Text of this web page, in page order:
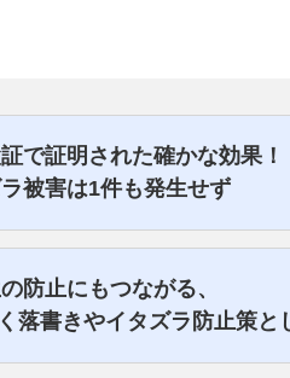
で証明された確かな効果！
被害は1件も発生せず
防止にもつながる、
落書きやイタズラ防止策